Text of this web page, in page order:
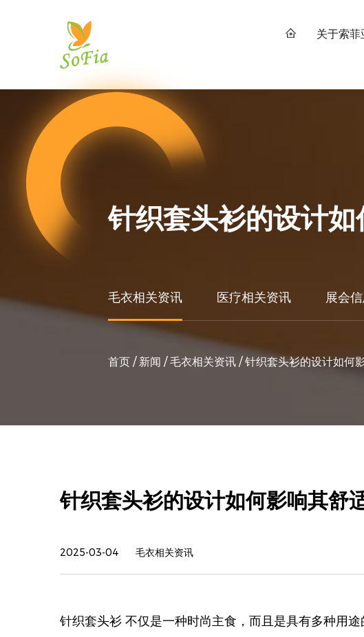
关于索菲
针织套头衫的设计
毛衣相关资讯 医疗相关资讯 展会
首页 / 新闻 /毛衣相关资讯 /针织套头衫的设计如何
针织套头衫的设计如何影响其舒
2025-03-04 毛衣相关资讯
针织套头衫 不仅是一种时尚主食，而且是具有多种用